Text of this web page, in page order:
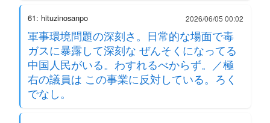
61: hituzinosanpo 2026/06/05 00:02
軍事環境問題の深刻さ。日常的な場面で毒
ガスに暴露して深刻な ぜんそくになってる
中国人民がいる。わすれるべからず。／極
右の議員は この事業に反対している。ろく
でなし。